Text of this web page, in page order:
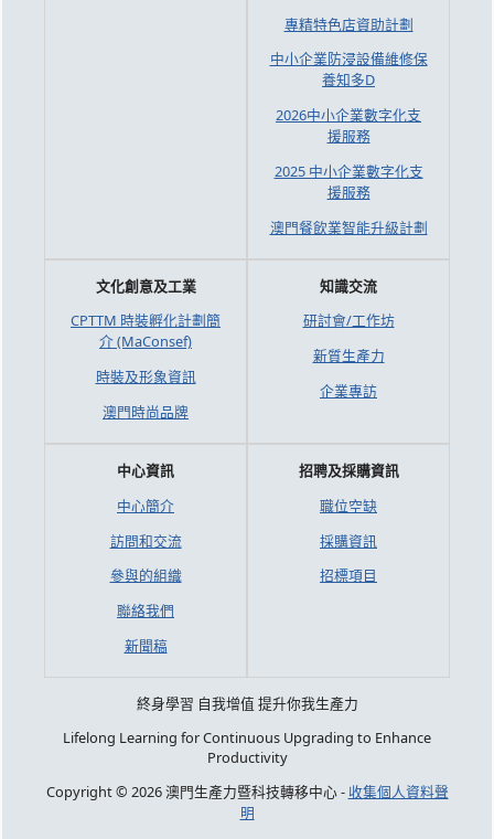
專精特色店資助計劃
中小企業防浸設備維修保
養知多D
2026中小企業數字化支
援服務
2025 中小企業數字化支
援服務
澳門餐飲業智能升級計劃
文化創意及工業
CPTTM 時裝孵化計劃簡
介 (MaConsef)
時裝及形象資訊
澳門時尚品牌
知識交流
研討會/工作坊
新質生產力
企業專訪
中心資訊
中心簡介
訪問和交流
參與的組織
聯絡我們
新聞稿
招聘及採購資訊
職位空缺
採購資訊
招標項目
終身學習 自我增值 提升你我生產力
Lifelong Learning for Continuous Upgrading to Enhance
Productivity
Copyright © 2026 澳門生產力暨科技轉移中心 - 收集個人資料聲
明